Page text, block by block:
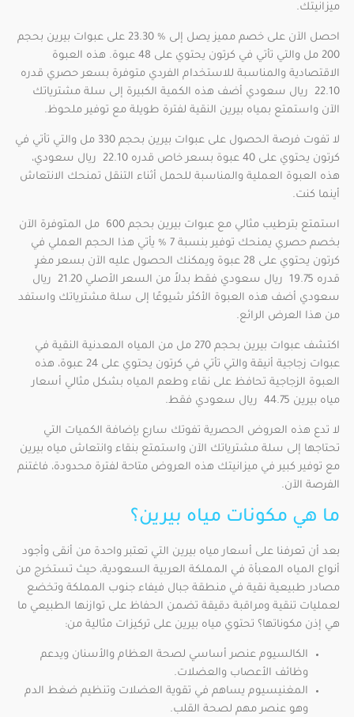
ميزانيتك.
احصل الآن على خصم مميز يصل إلى % 23.30 على عبوات بيرين بحجم
200 مل والتي تأتي في كرتون يحتوي على 48 عبوة. هذه العبوة
الاقتصادية والمناسبة للاستخدام الفردي متوفرة بسعر حصري قدره
22.10 ريال سعودي أضف هذه الكمية الكبيرة إلى سلة مشترياتك
الآن واستمتع بمياه بيرين النقية لفترة طويلة مع توفير ملحوظ.
لا تفوت فرصة الحصول على عبوات بيرين بحجم 330 مل والتي تأتي في
كرتون يحتوي على 40 عبوة بسعر خاص قدره 22.10 ريال سعودي،
هذه العبوة العملية والمناسبة للحمل أثناء التنقل تمنحك الانتعاش
أينما كنت.
استمتع بترطيب مثالي مع عبوات بيرين بحجم 600 مل المتوفرة الآن
بخصم حصري يمنحك توفير بنسبة 7 % يأتي هذا الحجم العملي في
كرتون يحتوي على 28 عبوة ويمكنك الحصول عليه الآن بسعر مغرٍ
قدره 19.75 ريال سعودي فقط بدلاً من السعر الأصلي 21.20 ريال
سعودي أضف هذه العبوة الأكثر شيوعًا إلى سلة مشترياتك واستفد
من هذا العرض الرائع.
اكتشف عبوات بيرين بحجم 270 مل من المياه المعدنية النقية في
عبوات زجاجية أنيقة والتي تأتي في كرتون يحتوي على 24 عبوة، هذه
العبوة الزجاجية تحافظ على نقاء وطعم المياه بشكل مثالي أسعار
مياه بيرين 44.75 ريال سعودي فقط.
لا تدع هذه العروض الحصرية تفوتك سارع بإضافة الكميات التي
تحتاجها إلى سلة مشترياتك الآن واستمتع بنقاء وانتعاش مياه بيرين
مع توفير كبير في ميزانيتك هذه العروض متاحة لفترة محدودة، فاغتنم
الفرصة الآن.
ما هي مكونات مياه بيرين؟
بعد أن تعرفنا على أسعار مياه بيرين التي تعتبر واحدة من أنقى وأجود
أنواع المياه المعبأة في المملكة العربية السعودية، حيث تستخرج من
مصادر طبيعية نقية في منطقة جبال فيفاء جنوب المملكة وتخضع
لعمليات تنقية ومراقبة دقيقة تضمن الحفاظ على توازنها الطبيعي ما
هي إذن مكوناتها؟ تحتوي مياه بيرين على تركيزات مثالية من:
الكالسيوم عنصر أساسي لصحة العظام والأسنان ويدعم
وظائف الأعصاب والعضلات.
المغنيسيوم يساهم في تقوية العضلات وتنظيم ضغط الدم
وهو عنصر مهم لصحة القلب.